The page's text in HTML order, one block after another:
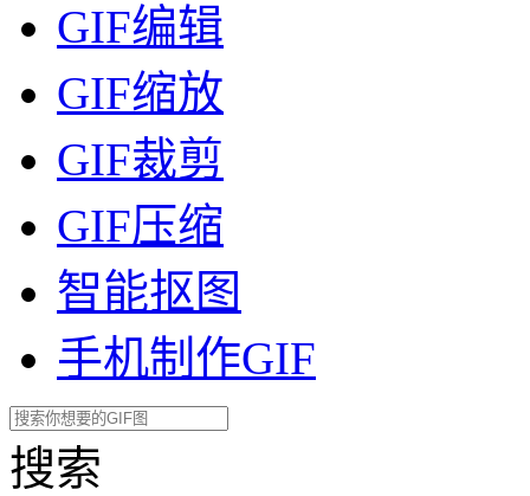
GIF编辑
GIF缩放
GIF裁剪
GIF压缩
智能抠图
手机制作GIF
搜索